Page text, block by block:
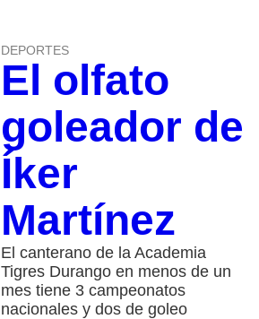
DEPORTES
El olfato
goleador de
Íker
Martínez
El canterano de la Academia
Tigres Durango en menos de un
mes tiene 3 campeonatos
nacionales y dos de goleo